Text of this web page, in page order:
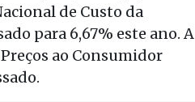
de Custo da
para 6,67% este ano. A
ao Consumidor